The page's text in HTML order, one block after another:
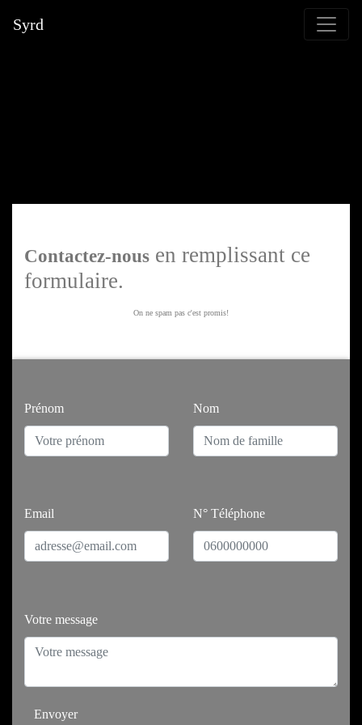
Syrd
Contactez-nous en remplissant ce
formulaire.
On ne spam pas c'est promis!
Prénom Nom
Email N° Téléphone
Votre message
Envoyer